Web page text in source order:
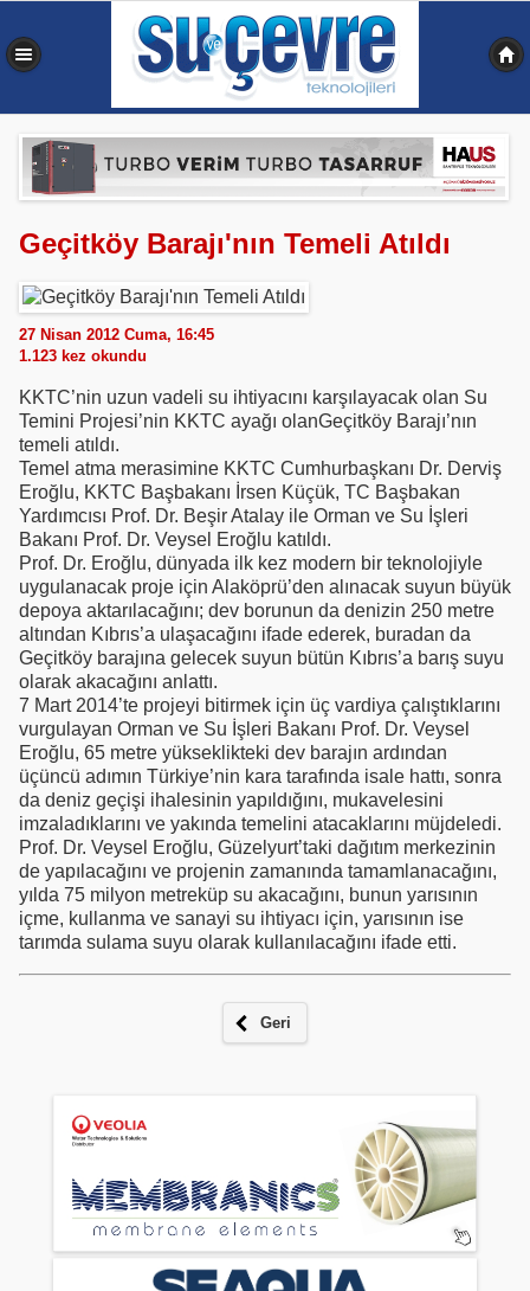
Geçitköy Barajı'nın Temeli Atıldı
27 Nisan 2012 Cuma, 16:45
1.123 kez okundu
KKTC’nin uzun vadeli su ihtiyacını karşılayacak olan Su
Temini Projesi’nin KKTC ayağı olanGeçitköy Barajı’nın
temeli atıldı.
Temel atma merasimine KKTC Cumhurbaşkanı Dr. Derviş
Eroğlu, KKTC Başbakanı İrsen Küçük, TC Başbakan
Yardımcısı Prof. Dr. Beşir Atalay ile Orman ve Su İşleri
Bakanı Prof. Dr. Veysel Eroğlu katıldı.
Prof. Dr. Eroğlu, dünyada ilk kez modern bir teknolojiyle
uygulanacak proje için Alaköprü’den alınacak suyun büyük
depoya aktarılacağını; dev borunun da denizin 250 metre
altından Kıbrıs’a ulaşacağını ifade ederek, buradan da
Geçitköy barajına gelecek suyun bütün Kıbrıs’a barış suyu
olarak akacağını anlattı.
7 Mart 2014’te projeyi bitirmek için üç vardiya çalıştıklarını
vurgulayan Orman ve Su İşleri Bakanı Prof. Dr. Veysel
Eroğlu, 65 metre yükseklikteki dev barajın ardından
üçüncü adımın Türkiye’nin kara tarafında isale hattı, sonra
da deniz geçişi ihalesinin yapıldığını, mukavelesini
imzaladıklarını ve yakında temelini atacaklarını müjdeledi.
Prof. Dr. Veysel Eroğlu, Güzelyurt’taki dağıtım merkezinin
de yapılacağını ve projenin zamanında tamamlanacağını,
yılda 75 milyon metreküp su akacağını, bunun yarısının
içme, kullanma ve sanayi su ihtiyacı için, yarısının ise
tarımda sulama suyu olarak kullanılacağını ifade etti.
Geri
0,357 sn